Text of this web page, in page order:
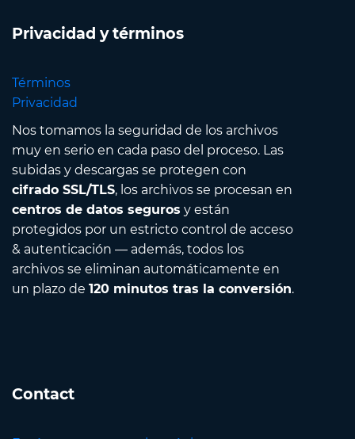
Privacidad y términos
Términos
Privacidad
Nos tomamos la seguridad de los archivos
muy en serio en cada paso del proceso. Las
subidas y descargas se protegen con
cifrado SSL/TLS, los archivos se procesan en
centros de datos seguros y están
protegidos por un estricto control de acceso
& autenticación — además, todos los
archivos se eliminan automáticamente en
un plazo de 120 minutos tras la conversión.
Contact